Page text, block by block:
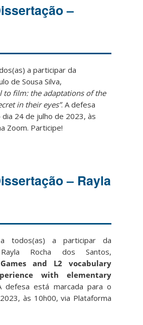
–
a participar da
de Sousa Silva,
to film: the adaptations of the
in their eyes”. A defesa
24 de julho de 2023, às
Zoom. Participe!
– Rayla
todos(as) a participar da
Rocha dos Santos,
and L2 vocabulary
with elementary
defesa está marcada para o
às 10h00, via Plataforma